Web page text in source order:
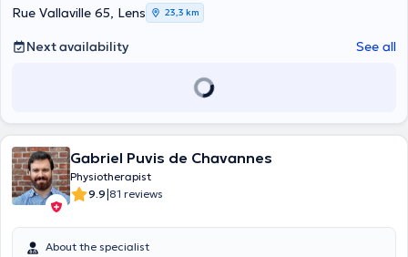
Rue Vallaville 65, Lens 23,3 km
Next availability See all
Gabriel Puvis de Chavannes
Physiotherapist
9.9|81 reviews
About the specialist